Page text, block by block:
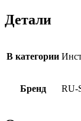
Детали
В категории
Бренд RU-